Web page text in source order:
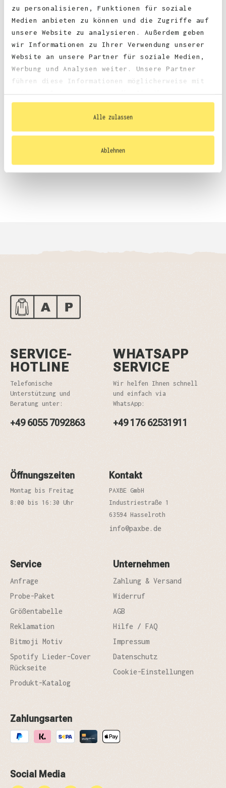
zu personalisieren, Funktionen für soziale
Medien anbieten zu können und die Zugriffe auf
unsere Website zu analysieren. Außerdem geben
wir Informationen zu Ihrer Verwendung unserer
Website an unsere Partner für soziale Medien,
Werbung und Analysen weiter. Unsere Partner
führen diese Informationen möglicherweise mit
bereitgestellt haben oder die sie im Rahmen
Ihrer Nutzung der Dienste gesammelt haben.
Alle zulassen
Ablehnen
Stoffgewicht : 330 g/m²
Zertifizierungen:
faire Arbeitsbedingungen
SERVICE-
HOTLINE
Telefonische
Unterstützung und
Beratung unter:
+49 6055 7092863
WHATSAPP
SERVICE
Wir helfen Ihnen schnell
und einfach via
WhatsApp:
+49 176 62531911
Öffnungszeiten
Montag bis Freitag
8:00 bis 16:30 Uhr
Kontakt
PAXBE GmbH
Industriestraße 1
63594 Hasselroth
info@paxbe.de
Service
Anfrage
Probe-Paket
Größentabelle
Reklamation
Bitmoji Motiv
Spotify Lieder-Cover
Rückseite
Produkt-Katalog
Unternehmen
Zahlung & Versand
Widerruf
AGB
Hilfe / FAQ
Impressum
Datenschutz
Cookie-Einstellungen
Zahlungsarten
Social Media